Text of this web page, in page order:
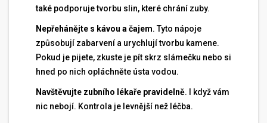
také podporuje tvorbu slin, které chrání zuby.
Nepřehánějte s kávou a čajem. Tyto nápoje
způsobují zabarvení a urychlují tvorbu kamene.
Pokud je pijete, zkuste je pít skrz slámečku nebo si
hned po nich opláchněte ústa vodou.
Navštěvujte zubního lékaře pravidelně. I když vám
nic nebojí. Kontrola je levnější než léčba.